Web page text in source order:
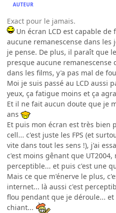
AUTEUR
Exact pour le jamais.
Un écran LCD est capable
aucune remanescense dans les
je pense. De plus, il paraît que
presque aucune remanescense
dans les films, y'a pas mal de
Moi je suis passé au LCD aussi
yeux, ça fatigue moins et ça
Et il ne fait aucun doute que je
ans
Et puis mon écran est très bien
cell... c'est juste les FPS (et
vite dans tout les sens !), j'ai
c'est moins gênant que UT2004,
perceptible... et puis c'est une
Mais ce que m'énerve le plus,
internet... là aussi c'est
flou pendant que je déroule...
chiant...